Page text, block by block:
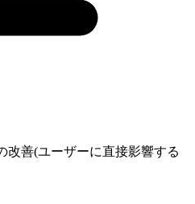
改善(ユーザーに直接影響する